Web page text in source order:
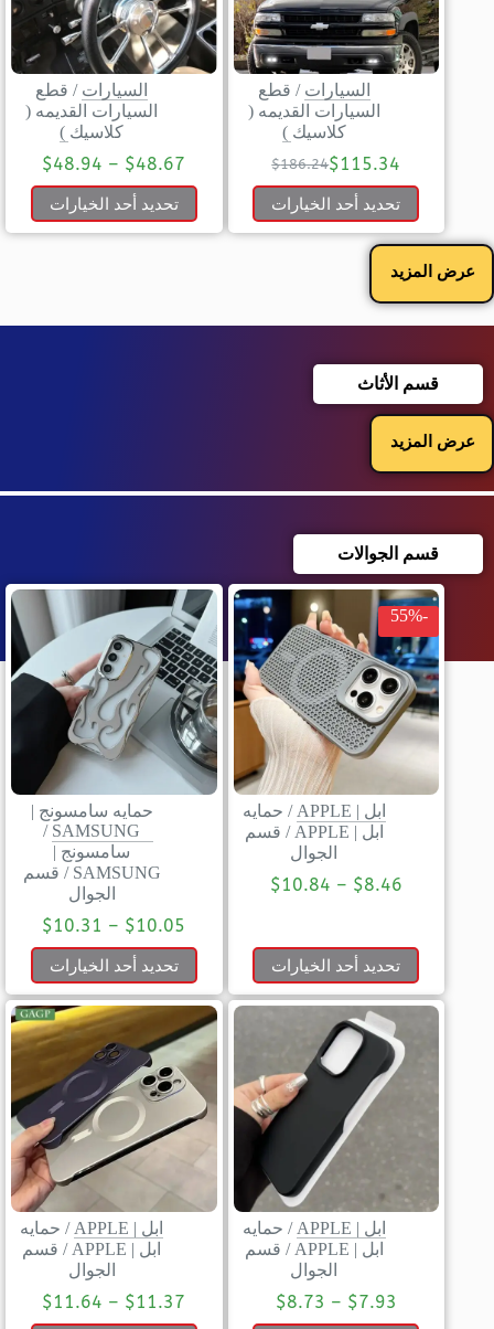
السيارات / قطع
السيارات القديمه (
كلاسيك )
$186.24$115.34
تحديد أحد الخيارات
السيارات / قطع
السيارات القديمه (
كلاسيك )
$48.67
–
$48.94
تحديد أحد الخيارات
عرض المزيد
قسم الأثاث
عرض المزيد
قسم الجوالات
-55%
ابل | APPLE / حمايه
ابل | APPLE
/ قسم
الجوال
$8.46
–
$10.84
تحديد أحد الخيارات
حمايه سامسونج |
SAMSUNG
/
سامسونج |
SAMSUNG
/ قسم
الجوال
$10.05
–
$10.31
تحديد أحد الخيارات
ابل | APPLE / حمايه
ابل | APPLE
/ قسم
الجوال
$7.93
–
$8.73
ابل | APPLE / حمايه
ابل | APPLE
/ قسم
الجوال
$11.37
–
$11.64